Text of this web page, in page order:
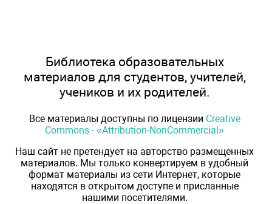
Библиотека образовательных
материалов для студентов, учителей,
учеников и их родителей.
Все материалы доступны по лицензии Creative
Commons - «Attribution-NonCommercial»
Наш сайт не претендует на авторство размещенных
материалов. Мы только конвертируем в удобный
формат материалы из сети Интернет, которые
находятся в открытом доступе и присланные
нашими посетителями.